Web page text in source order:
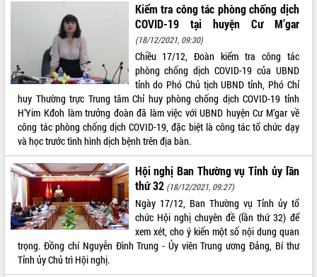
Khám bệnh, cấp phát thuốc miễn phí
và tặng quà người dân xã Cư Pui
Hội nghị UBND tỉnh Đắk Lắk thường kỳ
tháng 7/2026
Lễ truy tặng danh hiệu “Bà Mẹ Việt
Nam Anh hùng” và trao Huân chương
Lao động
UBND tỉnh Đắk Lắk triển khai nhiệm
vụ 6 tháng cuối năm 2026
Kỳ họp thứ Hai, Hội đồng nhân dân
tỉnh khóa XI quyết nghị nhiều nội dung
quan trọng
Bí thư Tỉnh ủy Lương Nguyễn Minh
Triết thăm, tặng quà người có công với
cách mạng
ALBUM ẢNH
Kiểm tra công tác phòng chống dịch
COVID-19 tại huyện Cư M’gar
(18/12/2021, 09:30)
Chiều 17/12, Đoàn kiểm tra công tác
phòng chống dịch COVID-19 của UBND
tỉnh do Phó Chủ tịch UBND tỉnh, Phó Chỉ
huy Thường trực Trung tâm Chỉ huy phòng chống dịch COVID-19 tỉnh
H’Yim Kđoh làm trưởng đoàn đã làm việc với UBND huyện Cư M’gar về
công tác phòng chống dịch COVID-19, đặc biệt là công tác tổ chức dạy
và học trước tình hình dịch bệnh trên địa bàn.
Hội nghị Ban Thường vụ Tỉnh ủy lần
thứ 32 (18/12/2021, 09:27)
Ngày 17/12, Ban Thường vụ Tỉnh ủy tổ
chức Hội nghị chuyên đề (lần thứ 32) để
xem xét, cho ý kiến một số nội dung quan
trọng. Đồng chí Nguyễn Đình Trung - Ủy viên Trung ương Đảng, Bí thư
Tỉnh ủy Chủ trì Hội nghị.